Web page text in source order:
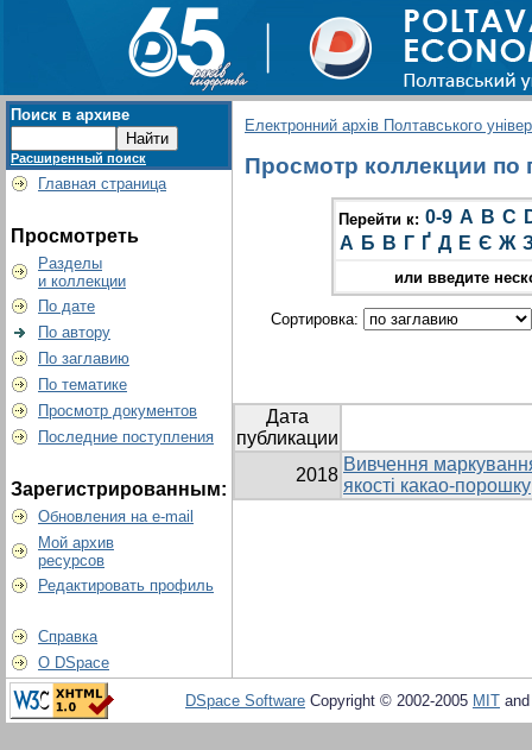
Поиск в архиве
Расширенный поиск
Главная страница
Просмотреть
Разделы
и коллекции
По дате
По автору
По заглавию
По тематике
Просмотр документов
Последние поступления
Зарегистрированным:
Обновления на e-mail
Мой архив
ресурсов
Редактировать профиль
Справка
О DSpace
Електронний архів Полтавського
Просмотр коллекции по
Перейти к: 0-9 A B C
А Б В Г Ґ Д Е Є Ж
или введите
Сортировка:
Дата
публикации
2018
Вивчення
якості какао-порошку
DSpace Software Copyright © 2002-2005 MIT